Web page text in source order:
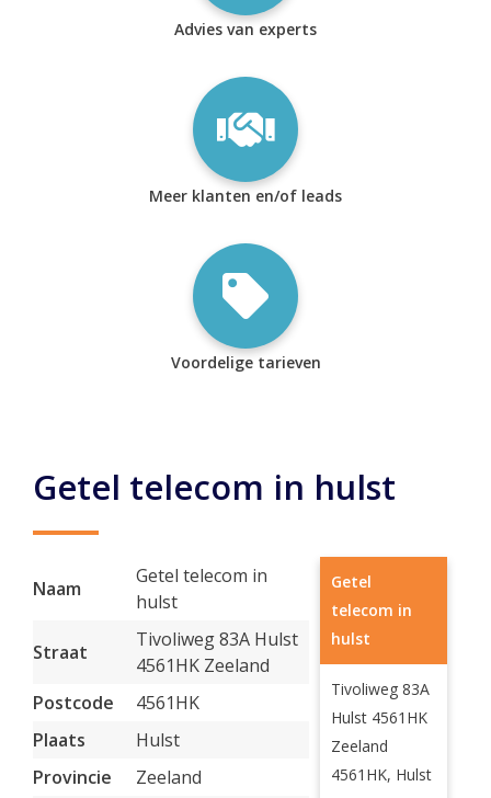
Advies van experts
Meer klanten en/of leads
Voordelige tarieven
Getel telecom in hulst
Naam
Getel telecom in
hulst
Straat
Tivoliweg 83A Hulst
4561HK Zeeland
Postcode
4561HK
Plaats
Hulst
Provincie
Zeeland
Getel
telecom in
hulst
Tivoliweg 83A
Hulst 4561HK
Zeeland
4561HK, Hulst